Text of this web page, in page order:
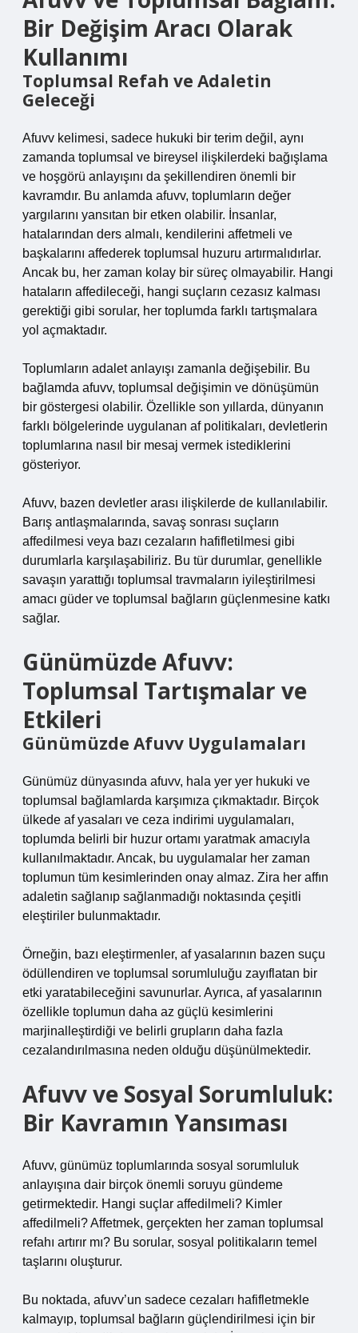
Bir Değişim Aracı Olarak
Kullanımı
Toplumsal Refah ve Adaletin
Geleceği
Afuvv kelimesi, sadece hukuki bir terim değil, aynı
zamanda toplumsal ve bireysel ilişkilerdeki bağışlama
ve hoşgörü anlayışını da şekillendiren önemli bir
kavramdır. Bu anlamda afuvv, toplumların değer
yargılarını yansıtan bir etken olabilir. İnsanlar,
hatalarından ders almalı, kendilerini affetmeli ve
başkalarını affederek toplumsal huzuru artırmalıdırlar.
Ancak bu, her zaman kolay bir süreç olmayabilir. Hangi
hataların affedileceği, hangi suçların cezasız kalması
gerektiği gibi sorular, her toplumda farklı tartışmalara
yol açmaktadır.
Toplumların adalet anlayışı zamanla değişebilir. Bu
bağlamda afuvv, toplumsal değişimin ve dönüşümün
bir göstergesi olabilir. Özellikle son yıllarda, dünyanın
farklı bölgelerinde uygulanan af politikaları, devletlerin
toplumlarına nasıl bir mesaj vermek istediklerini
gösteriyor.
Afuvv, bazen devletler arası ilişkilerde de kullanılabilir.
Barış antlaşmalarında, savaş sonrası suçların
affedilmesi veya bazı cezaların hafifletilmesi gibi
durumlarla karşılaşabiliriz. Bu tür durumlar, genellikle
savaşın yarattığı toplumsal travmaların iyileştirilmesi
amacı güder ve toplumsal bağların güçlenmesine katkı
sağlar.
Günümüzde Afuvv:
Toplumsal Tartışmalar ve
Etkileri
Günümüzde Afuvv Uygulamaları
Günümüz dünyasında afuvv, hala yer yer hukuki ve
toplumsal bağlamlarda karşımıza çıkmaktadır. Birçok
ülkede af yasaları ve ceza indirimi uygulamaları,
toplumda belirli bir huzur ortamı yaratmak amacıyla
kullanılmaktadır. Ancak, bu uygulamalar her zaman
toplumun tüm kesimlerinden onay almaz. Zira her affın
adaletin sağlanıp sağlanmadığı noktasında çeşitli
eleştiriler bulunmaktadır.
Örneğin, bazı eleştirmenler, af yasalarının bazen suçu
ödüllendiren ve toplumsal sorumluluğu zayıflatan bir
etki yaratabileceğini savunurlar. Ayrıca, af yasalarının
özellikle toplumun daha az güçlü kesimlerini
marjinalleştirdiği ve belirli grupların daha fazla
cezalandırılmasına neden olduğu düşünülmektedir.
Afuvv ve Sosyal Sorumluluk:
Bir Kavramın Yansıması
Afuvv, günümüz toplumlarında sosyal sorumluluk
anlayışına dair birçok önemli soruyu gündeme
getirmektedir. Hangi suçlar affedilmeli? Kimler
affedilmeli? Affetmek, gerçekten her zaman toplumsal
refahı artırır mı? Bu sorular, sosyal politikaların temel
taşlarını oluşturur.
Bu noktada, afuvv’un sadece cezaları hafifletmekle
kalmayıp, toplumsal bağların güçlendirilmesi için bir